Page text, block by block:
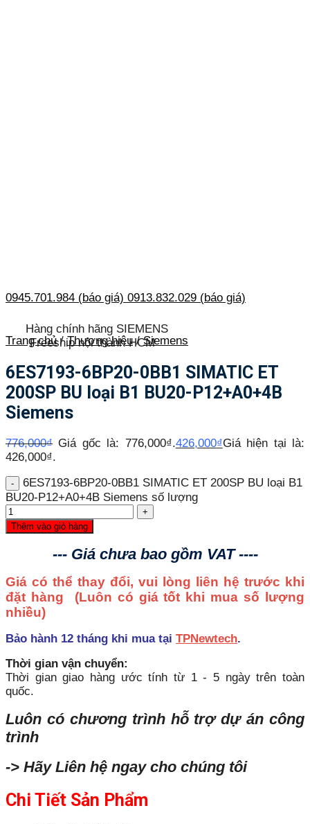
0945.701.984 (báo giá) 0913.832.029 (báo giá)
Hàng chính hãng SIEMENS
Freeship nội thành HCM
Trang chủ / Thương hiệu / Siemens
6ES7193-6BP20-0BB1 SIMATIC ET
200SP BU loại B1 BU20-P12+A0+4B
Siemens
776,000₫ Giá gốc là: 776,000₫.426,000₫Giá hiện tại là:
426,000₫.
6ES7193-6BP20-0BB1 SIMATIC ET 200SP BU loại B1
BU20-P12+A0+4B Siemens số lượng
Thêm vào giỏ hàng
--- Giá chưa bao gồm VAT ----
Giá có thể thay đổi, vui lòng liên hệ trước khi
đặt hàng (Luôn có giá tốt khi mua số lượng
nhiều)
Bảo hành 12 tháng khi mua tại TPNewtech.
Thời gian vận chuyển:
Thời gian giao hàng ước tính từ 1 - 5 ngày trên toàn
quốc.
Luôn có chương trình hỗ trợ dự án công
trình
-> Hãy Liên hệ ngay cho chúng tôi
Chi Tiết Sản Phẩm